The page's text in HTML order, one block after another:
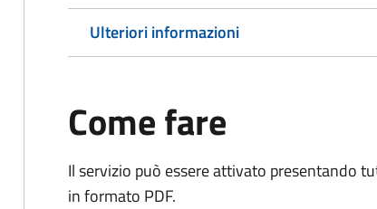
Ulteriori informazioni
Come fare
Il servizio può essere attivato presentando
in formato PDF.